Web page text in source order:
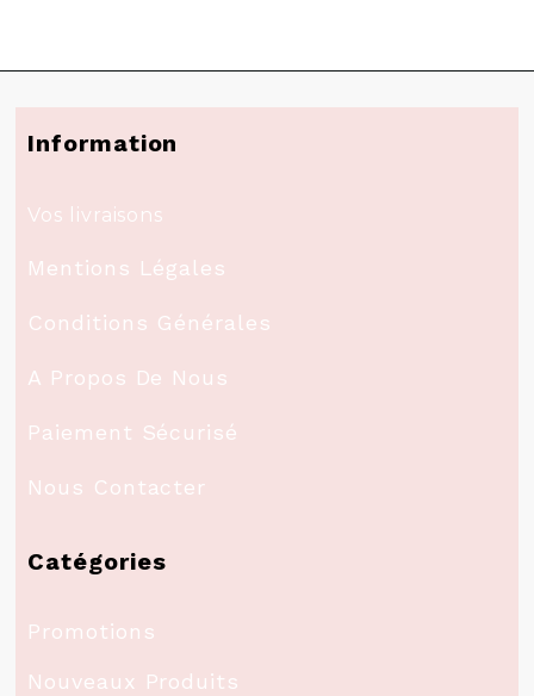
Information
Vos livraisons
Mentions Légales
Conditions Générales
A Propos De Nous
Paiement Sécurisé
Nous Contacter
Catégories
Promotions
Nouveaux Produits